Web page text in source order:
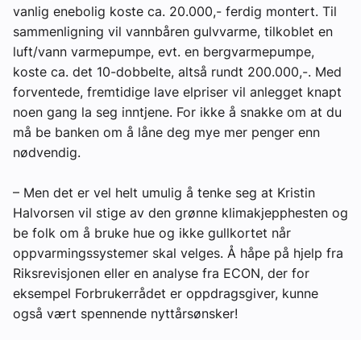
vanlig enebolig koste ca. 20.000,- ferdig montert. Til
sammenligning vil vannbåren gulvvarme, tilkoblet en
luft/vann varmepumpe, evt. en bergvarmepumpe,
koste ca. det 10-dobbelte, altså rundt 200.000,-. Med
forventede, fremtidige lave elpriser vil anlegget knapt
noen gang la seg inntjene. For ikke å snakke om at du
må be banken om å låne deg mye mer penger enn
nødvendig.
– Men det er vel helt umulig å tenke seg at Kristin
Halvorsen vil stige av den grønne klimakjepphesten og
be folk om å bruke hue og ikke gullkortet når
oppvarmingssystemer skal velges. Å håpe på hjelp fra
Riksrevisjonen eller en analyse fra ECON, der for
eksempel Forbrukerrådet er oppdragsgiver, kunne
også vært spennende nyttårsønsker!